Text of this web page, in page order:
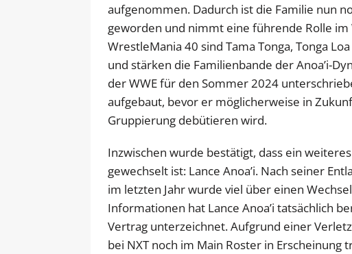
aufgenommen. Dadurch ist die Familie nun
geworden und nimmt eine führende Rolle
WrestleMania 40 sind Tama Tonga, Tonga
und stärken die Familienbande der Anoa’i-
der WWE für den Sommer 2024
aufgebaut, bevor er möglicherweise in
Gruppierung debütieren wird.
Inzwischen wurde bestätigt, dass ein
gewechselt ist: Lance Anoa’i. Nach seiner
im letzten Jahr wurde viel über einen
Informationen hat Lance Anoa’i tatsächlich
Vertrag unterzeichnet. Aufgrund einer
bei NXT noch im Main Roster in Erscheinung